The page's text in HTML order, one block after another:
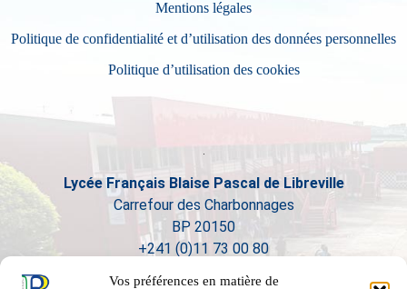
Vos préférences en matière de
Mentions légales
Politique de confidentialité et d’utilisation des données personnelles
Politique d’utilisation des cookies
Lycée Français Blaise Pascal de Libreville
Carrefour des Charbonnages
BP 20150
+241 (0)11 73 00 80